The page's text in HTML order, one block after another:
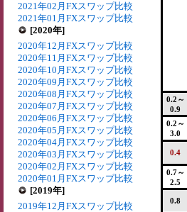
2021年02月FXスワップ比較
2021年01月FXスワップ比較
[2020年]
2020年12月FXスワップ比較
2020年11月FXスワップ比較
2020年10月FXスワップ比較
2020年09月FXスワップ比較
2020年08月FXスワップ比較
2020年07月FXスワップ比較
2020年06月FXスワップ比較
2020年05月FXスワップ比較
2020年04月FXスワップ比較
2020年03月FXスワップ比較
2020年02月FXスワップ比較
2020年01月FXスワップ比較
[2019年]
2019年12月FXスワップ比較
0.2～
0.9
0.2～
3.0
0.4
0.7～
2.5
0.8